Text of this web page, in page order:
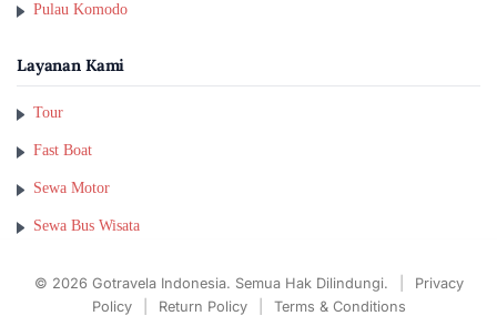
Pulau Komodo
Layanan Kami
Tour
Fast Boat
Sewa Motor
Sewa Bus Wisata
© 2026 Gotravela Indonesia. Semua Hak Dilindungi.
Privacy
Policy
Return Policy Terms & Conditions